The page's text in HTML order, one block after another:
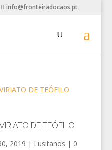
info@fronteiradocaos.pt
DE TEÓFILO
2019 | Lusitanos | 0